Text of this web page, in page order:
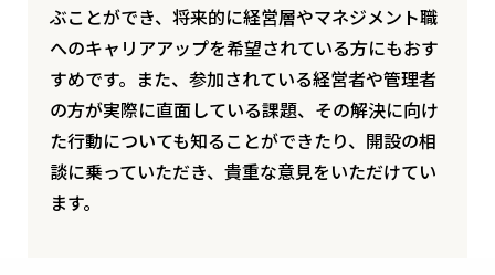
ぶことができ、将来的に経営層やマネジメント職
へのキャリアアップを希望されている方にもおす
すめです。また、参加されている経営者や管理者
の方が実際に直面している課題、その解決に向け
た行動についても知ることができたり、開設の相
談に乗っていただき、貴重な意見をいただけてい
ます。